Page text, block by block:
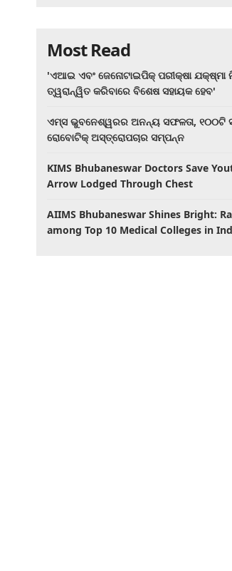
Most Read
'ଏଆଇ ଏବଂ ଜେନୋଟାଇପିକ୍ ପରୀକ୍ଷା ଯକ୍ଷ୍ମା
ତ୍ୱରାନ୍ୱିତ କରିବାରେ ବିଶେଷ ସହାୟକ ହେବ'
ଏମ୍ସ ଭୁବନେଶ୍ୱରର ଅନନ୍ୟ ସଫଳତା, ୧୦୦ଟି
ରୋବୋଟିକ୍ ଅସ୍ତ୍ରୋପଚାର ସମ୍ପନ୍ନ
KIMS Bhubaneswar Doctors Save
Arrow Lodged Through Chest
AIIMS Bhubaneswar Shines Bright:
among Top 10 Medical Colleges in